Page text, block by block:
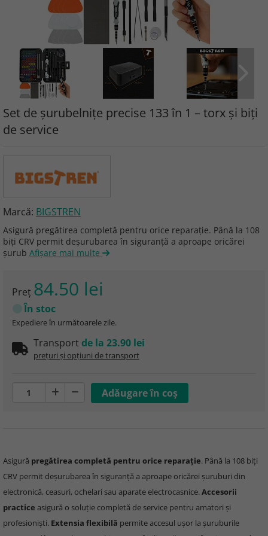
Set de șurubelnițe precise 133 în 1 – torx și biți
de service
Marcă: BIGSTREN
Asigură pregătirea completă pentru orice reparație. Până la 108
biți CRV permit deșurubarea în siguranță a aproape oricărei
șurub Afişare mai multe
Preţ 84.50 lei
În stoc
Expediere în următoarele zile.
Transport de la 23.90 lei
prețuri și opțiuni de transport
Asigură pregătirea completă pentru orice reparație. Până la 108 biți
CRV permit deșurubarea în siguranță a aproape oricărei șuruburi din
electronică, ceasuri, ochelari sau aparate electrocasnice.Accesorii
practice asigură o soluție completă de service pentru amatori și
profesioniști. Extensia flexibilă permite accesul ușor la șuruburile